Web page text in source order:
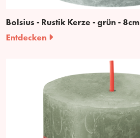
Bolsius - Rustik Kerze - grün - 8cm
Entdecken